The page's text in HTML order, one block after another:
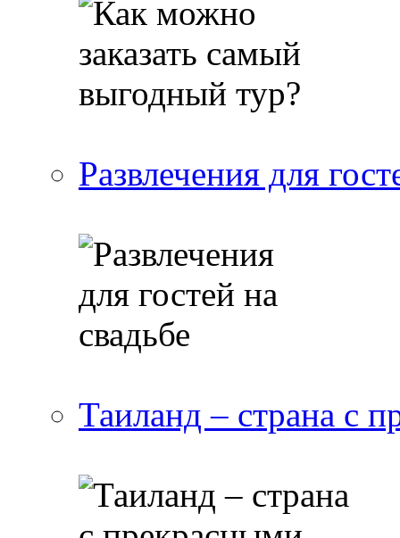
Развлечения для
Таиланд – страна с